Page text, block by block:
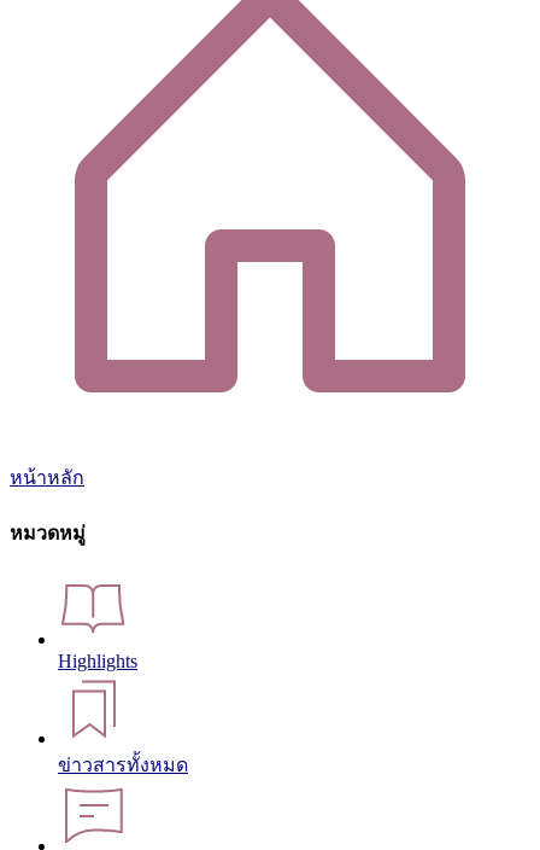
หน้าหลัก
หมวดหมู่
Highlights
ข่าวสารทั้งหมด